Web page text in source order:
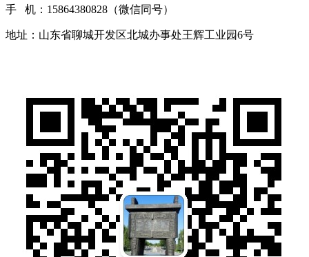
手 机：15864380828（微信同号）
地址：山东省聊城开发区北城办事处王辉工业园6号